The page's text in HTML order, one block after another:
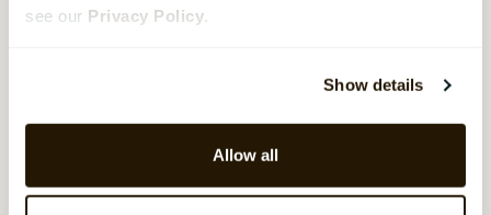
see our Privacy Policy.
Show details
Allow all
Kommunikationsplaner
kommunikationsplaner er afgørende
informeret og engageret i
forandringsprocessen.